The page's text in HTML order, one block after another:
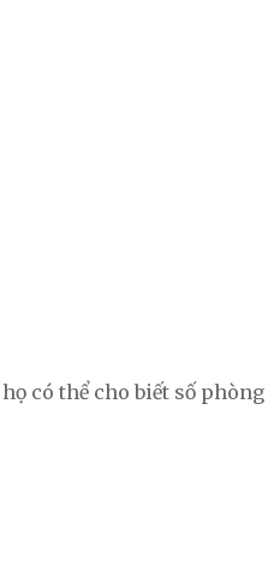
có thể cho biết số phòng